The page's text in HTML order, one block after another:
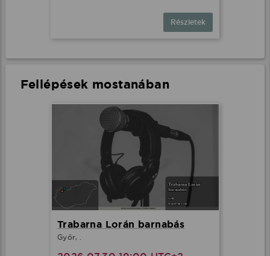
Részletek
Fellépések mostanában
Trabarna Lorán barnabás
Győr, .